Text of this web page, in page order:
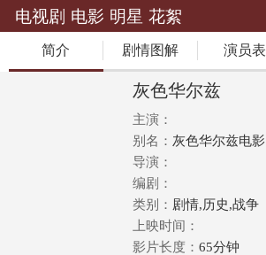
电视剧 电影 明星 花絮
简介 剧情图解 演员表
灰色华尔兹
主演：
别名： 灰色华尔兹电影
导演：
编剧：
类别： 剧情,历史,战争
上映时间：
影片长度： 65分钟